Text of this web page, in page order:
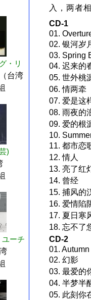
・リ
台湾
)
ーチ
入，两者
CD-1
01.
02. 银河岁
03. Spring
04. 迟来的
05. 世外桃
06. 情两牵
07. 爱是这
08. 雨夜的
09. 爱的根
10.
11. 都市恋
12. 情人
13. 亮了红
14. 曾经
15. 捕风的
16. 爱情陷
17. 夏日寒
18. 忘不了
CD-2
01. Autumn
02. 幻影
03. 最爱的
04. 半梦半
05. 此刻你